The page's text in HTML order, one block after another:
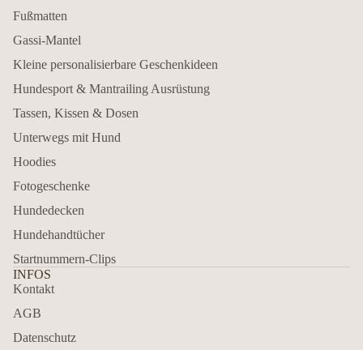
Fußmatten
Gassi-Mantel
Kleine personalisierbare Geschenkideen
Hundesport & Mantrailing Ausrüstung
Tassen, Kissen & Dosen
Unterwegs mit Hund
Hoodies
Fotogeschenke
Hundedecken
Hundehandtücher
Startnummern-Clips
INFOS
Kontakt
AGB
Datenschutz